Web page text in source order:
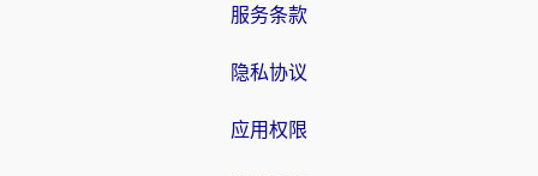
服务条款
隐私协议
应用权限